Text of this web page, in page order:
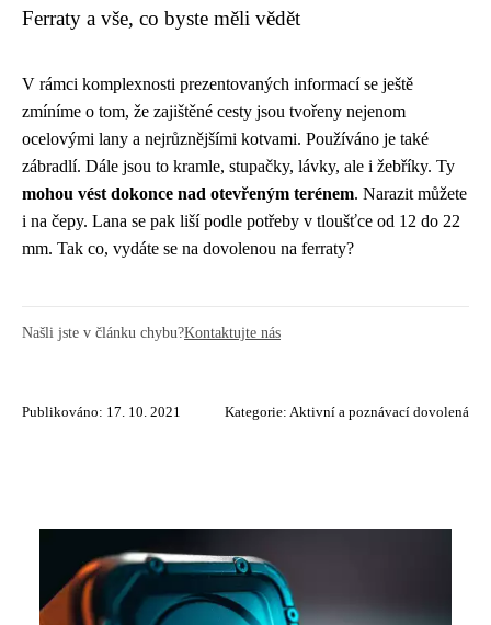
Ferraty a vše, co byste měli vědět
V rámci komplexnosti prezentovaných informací se ještě
zmíníme o tom, že zajištěné cesty jsou tvořeny nejenom
ocelovými lany a nejrůznějšími kotvami. Používáno je také
zábradlí. Dále jsou to kramle, stupačky, lávky, ale i žebříky. Ty
mohou vést dokonce nad otevřeným terénem. Narazit můžete
i na čepy. Lana se pak liší podle potřeby v tloušťce od 12 do 22
mm. Tak co, vydáte se na dovolenou na ferraty?
Našli jste v článku chybu?Kontaktujte nás
Publikováno: 17. 10. 2021 Kategorie: Aktivní a poznávací dovolená